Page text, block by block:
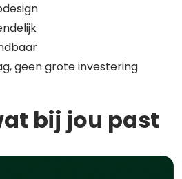
geen grote investering
bij jou past